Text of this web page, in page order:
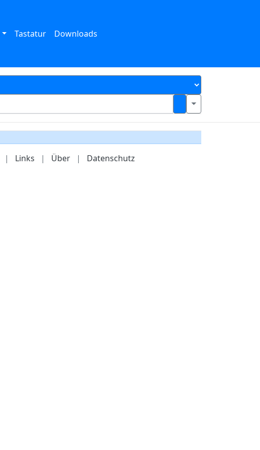
Tastatur Downloads
| Links | Über | Datenschutz